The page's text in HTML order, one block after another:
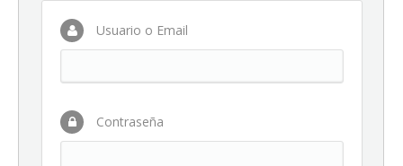
Usuario o Email
Contraseña